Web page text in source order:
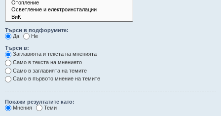
Търси в подфорумите:
Да
Не
Търси в:
Заглавията и текста на мненията
Само в текста на мнението
Само в заглавията на темите
Само в първото мнение на темите
Покажи резултатите като:
Мнения
Теми